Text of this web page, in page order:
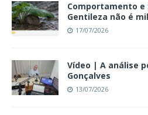
Comportamento e
Gentileza não é
17/07/2026
Vídeo | A análise
Gonçalves
13/07/2026